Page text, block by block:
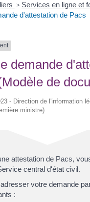
> Services en ligne et
d'attestation de Pacs
demande
de
- Direction de l'information
ministre)
attestation de Pacs,
central d'état civil.
votre demande
: